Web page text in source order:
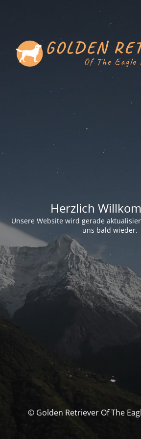
Herzlich
Unsere Website wird gerade
uns bald wieder.
© Golden Retriever Of The